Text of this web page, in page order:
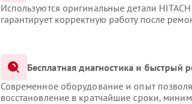
Используются оригинальные детали
гарантирует корректную работу после
Бесплатная диагностика и быстрый
Современное оборудование и опыт
восстановление в кратчайшие сроки,